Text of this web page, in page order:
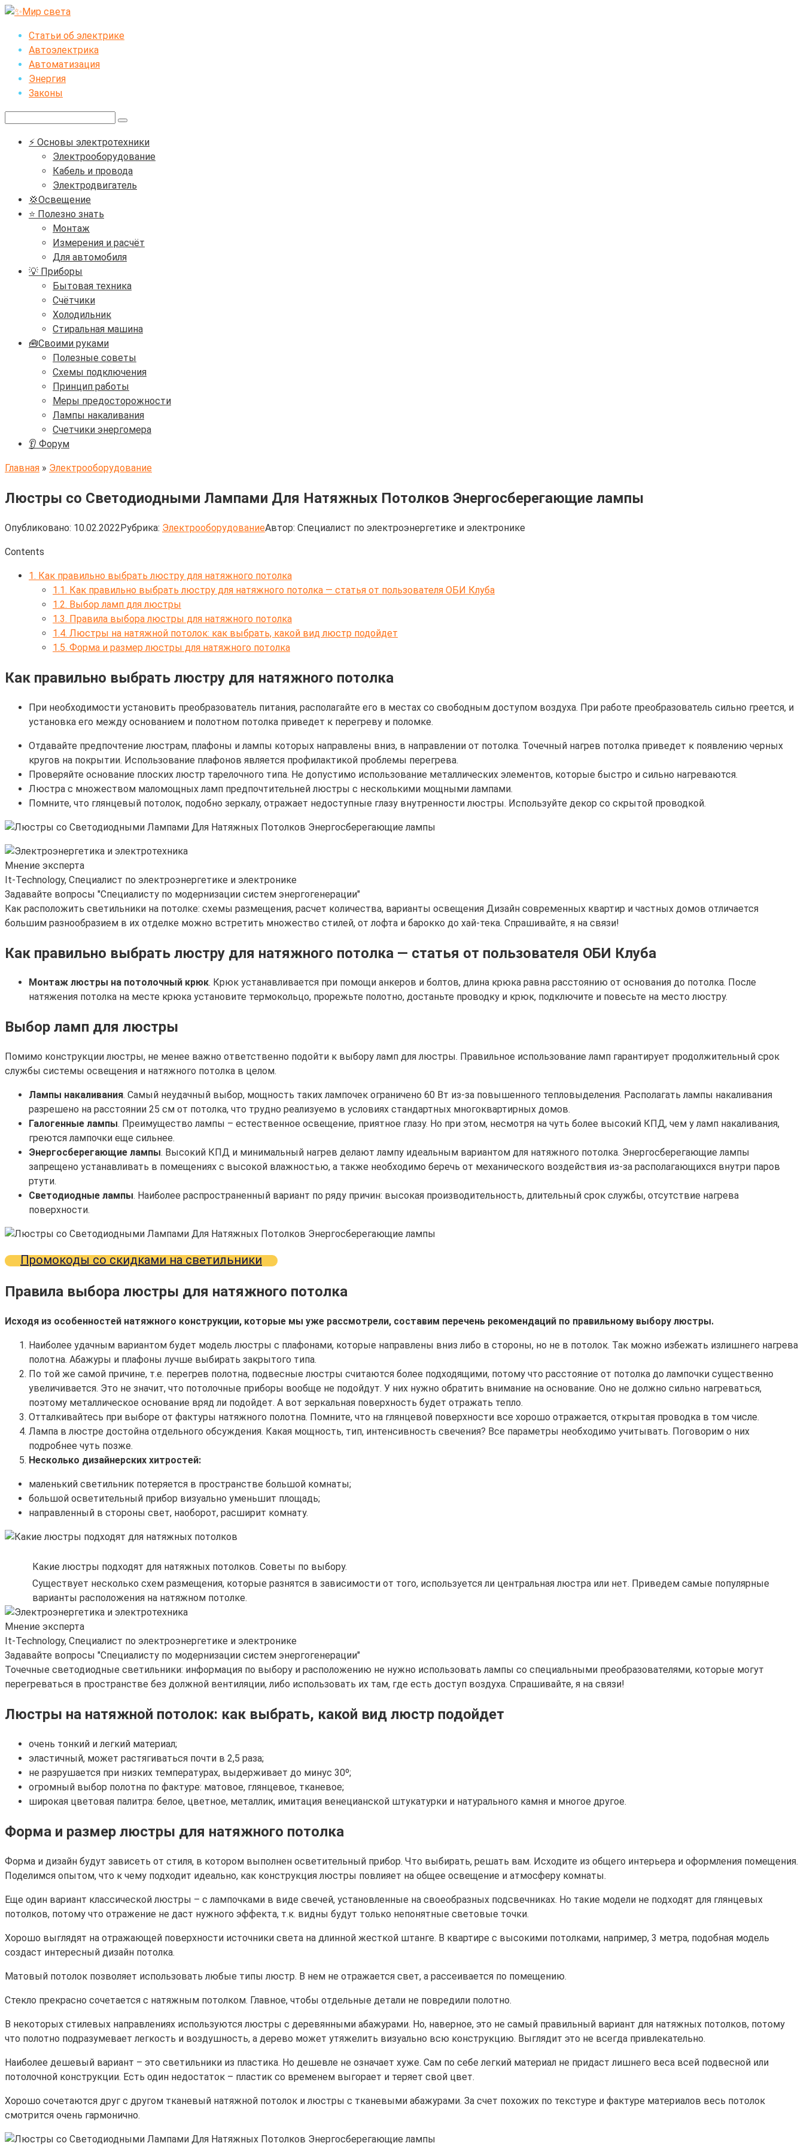
Перейти
контентуСтатьи об электрике
Автоэлектрика
Автоматизация
Энергия
Законы
⚡ Основы электротехники
Электрооборудование
Кабель и провода
Электродвигатель
💢Освещение
⭐ Полезно знать
Монтаж
Измерения и расчёт
Для автомобиля
💡 Приборы
Бытовая техника
Счётчики
Холодильник
Стиральная машина
🧰Своими руками
Полезные советы
Схемы подключения
Принцип работы
Меры предосторожности
Лампы накаливания
Счетчики энергомера
👂 Форум
Главная » Электрооборудование
Люстры со Светодиодными Лампами Для Натяжных Потолков Энергосберегающие лампы
Опубликовано: 10.02.2022Рубрика: ЭлектрооборудованиеАвтор: Cпециалист по электроэнергетике и электронике
Contents
1. Как правильно выбрать люстру для натяжного потолка
1.1. Как правильно выбрать люстру для натяжного потолка — статья от пользователя ОБИ Клуба
1.2. Выбор ламп для люстры
1.3. Правила выбора люстры для натяжного потолка
1.4. Люстры на натяжной потолок: как выбрать, какой вид люстр подойдет
1.5. Форма и размер люстры для натяжного потолка
Как правильно выбрать люстру для натяжного потолка
При необходимости установить преобразователь питания, располагайте его в местах со свободным доступом воздуха. При работе преобразователь сильно греется, и
установка его между основанием и полотном потолка приведет к перегреву и поломке.
Отдавайте предпочтение люстрам, плафоны и лампы которых направлены вниз, в направлении от потолка. Точечный нагрев потолка приведет к появлению черных
кругов на покрытии. Использование плафонов является профилактикой проблемы перегрева.
Проверяйте основание плоских люстр тарелочного типа. Не допустимо использование металлических элементов, которые быстро и сильно нагреваются.
Люстра с множеством маломощных ламп предпочтительней люстры с несколькими мощными лампами.
Помните, что глянцевый потолок, подобно зеркалу, отражает недоступные глазу внутренности люстры. Используйте декор со скрытой проводкой.
Мнение эксперта
It-Technology, Cпециалист по электроэнергетике и электронике
Задавайте вопросы "Специалисту по модернизации систем энергогенерации"
Как расположить светильники на потолке: схемы размещения, расчет количества, варианты освещения Дизайн современных квартир и частных домов отличается
большим разнообразием в их отделке можно встретить множество стилей, от лофта и барокко до хай-тека. Спрашивайте, я на связи!
Как правильно выбрать люстру для натяжного потолка — статья от пользователя ОБИ Клуба
Монтаж люстры на потолочный крюк. Крюк устанавливается при помощи анкеров и болтов, длина крюка равна расстоянию от основания до потолка. После
натяжения потолка на месте крюка установите термокольцо, прорежьте полотно, достаньте проводку и крюк, подключите и повесьте на место люстру.
Выбор ламп для люстры
Помимо конструкции люстры, не менее важно ответственно подойти к выбору ламп для люстры. Правильное использование ламп гарантирует продолжительный срок
службы системы освещения и натяжного потолка в целом.
Лампы накаливания. Самый неудачный выбор, мощность таких лампочек ограничено 60 Вт из-за повышенного тепловыделения. Располагать лампы накаливания
разрешено на расстоянии 25 см от потолка, что трудно реализуемо в условиях стандартных многоквартирных домов.
Галогенные лампы. Преимущество лампы – естественное освещение, приятное глазу. Но при этом, несмотря на чуть более высокий КПД, чем у ламп накаливания,
греются лампочки еще сильнее.
Энергосберегающие лампы. Высокий КПД и минимальный нагрев делают лампу идеальным вариантом для натяжного потолка. Энергосберегающие лампы
запрещено устанавливать в помещениях с высокой влажностью, а также необходимо беречь от механического воздействия из-за располагающихся внутри паров
ртути.
Светодиодные лампы. Наиболее распространенный вариант по ряду причин: высокая производительность, длительный срок службы, отсутствие нагрева
поверхности.
Промокоды со скидками на светильники
Правила выбора люстры для натяжного потолка
Исходя из особенностей натяжного конструкции, которые мы уже рассмотрели, составим перечень рекомендаций по правильному выбору люстры.
Наиболее удачным вариантом будет модель люстры с плафонами, которые направлены вниз либо в стороны, но не в потолок. Так можно избежать излишнего нагрева
полотна. Абажуры и плафоны лучше выбирать закрытого типа.
По той же самой причине, т.е. перегрев полотна, подвесные люстры считаются более подходящими, потому что расстояние от потолка до лампочки существенно
увеличивается. Это не значит, что потолочные приборы вообще не подойдут. У них нужно обратить внимание на основание. Оно не должно сильно нагреваться,
поэтому металлическое основание вряд ли подойдет. А вот зеркальная поверхность будет отражать тепло.
Отталкивайтесь при выборе от фактуры натяжного полотна. Помните, что на глянцевой поверхности все хорошо отражается, открытая проводка в том числе.
Лампа в люстре достойна отдельного обсуждения. Какая мощность, тип, интенсивность свечения? Все параметры необходимо учитывать. Поговорим о них
подробнее чуть позже.
Несколько дизайнерских хитростей:
маленький светильник потеряется в пространстве большой комнаты;
большой осветительный прибор визуально уменьшит площадь;
направленный в стороны свет, наоборот, расширит комнату.
Какие люстры подходят для натяжных потолков. Советы по выбору.
Существует несколько схем размещения, которые разнятся в зависимости от того, используется ли центральная люстра или нет. Приведем самые популярные
варианты расположения на натяжном потолке.
Мнение эксперта
It-Technology, Cпециалист по электроэнергетике и электронике
Задавайте вопросы "Специалисту по модернизации систем энергогенерации"
Точечные светодиодные светильники: информация по выбору и расположению не нужно использовать лампы со специальными преобразователями, которые могут
перегреваться в пространстве без должной вентиляции, либо использовать их там, где есть доступ воздуха. Спрашивайте, я на связи!
Люстры на натяжной потолок: как выбрать, какой вид люстр подойдет
очень тонкий и легкий материал;
эластичный, может растягиваться почти в 2,5 раза;
не разрушается при низких температурах, выдерживает до минус 30º;
огромный выбор полотна по фактуре: матовое, глянцевое, тканевое;
широкая цветовая палитра: белое, цветное, металлик, имитация венецианской штукатурки и натурального камня и многое другое.
Форма и размер люстры для натяжного потолка
Форма и дизайн будут зависеть от стиля, в котором выполнен осветительный прибор. Что выбирать, решать вам. Исходите из общего интерьера и оформления помещения.
Поделимся опытом, что к чему подходит идеально, как конструкция люстры повлияет на общее освещение и атмосферу комнаты.
Еще один вариант классической люстры – с лампочками в виде свечей, установленные на своеобразных подсвечниках. Но такие модели не подходят для глянцевых
потолков, потому что отражение не даст нужного эффекта, т.к. видны будут только непонятные световые точки.
Хорошо выглядят на отражающей поверхности источники света на длинной жесткой штанге. В квартире с высокими потолками, например, 3 метра, подобная модель
создаст интересный дизайн потолка.
Матовый потолок позволяет использовать любые типы люстр. В нем не отражается свет, а рассеивается по помещению.
Стекло прекрасно сочетается с натяжным потолком. Главное, чтобы отдельные детали не повредили полотно.
В некоторых стилевых направлениях используются люстры с деревянными абажурами. Но, наверное, это не самый правильный вариант для натяжных потолков, потому
что полотно подразумевает легкость и воздушность, а дерево может утяжелить визуально всю конструкцию. Выглядит это не всегда привлекательно.
Наиболее дешевый вариант – это светильники из пластика. Но дешевле не означает хуже. Сам по себе легкий материал не придаст лишнего веса всей подвесной или
потолочной конструкции. Есть один недостаток – пластик со временем выгорает и теряет свой цвет.
Хорошо сочетаются друг с другом тканевый натяжной потолок и люстры с тканевыми абажурами. За счет похожих по текстуре и фактуре материалов весь потолок
смотрится очень гармонично.